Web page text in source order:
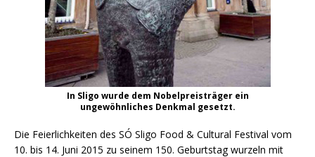
In Sligo wurde dem Nobelpreisträger ein
ungewöhnliches Denkmal gesetzt.
Die Feierlichkeiten des SÓ Sligo Food & Cultural Festival vom
10. bis 14. Juni 2015 zu seinem 150. Geburtstag wurzeln mit